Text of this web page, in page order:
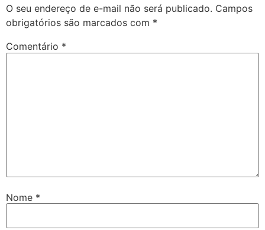
O seu endereço de e-mail não será publicado. Campos
obrigatórios são marcados com *
Comentário *
Nome *